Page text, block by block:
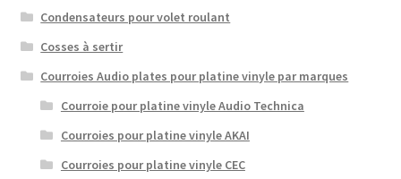
Condensateurs pour volet roulant
Cosses à sertir
Courroies Audio plates pour platine vinyle par marques
Courroie pour platine vinyle Audio Technica
Courroies pour platine vinyle AKAI
Courroies pour platine vinyle CEC